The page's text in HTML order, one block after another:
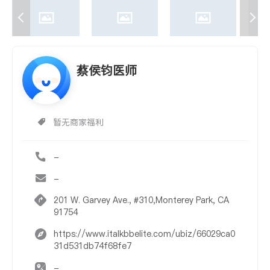
蔡侯钧医师
暂无商家福利
-
-
201 W. Garvey Ave., #310,Monterey Park, CA
91754
https://www.italkbbelite.com/ubiz/66029ca0
31d531db74f68fe7